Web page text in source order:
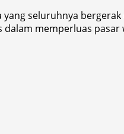
yang seluruhnya
memperluas